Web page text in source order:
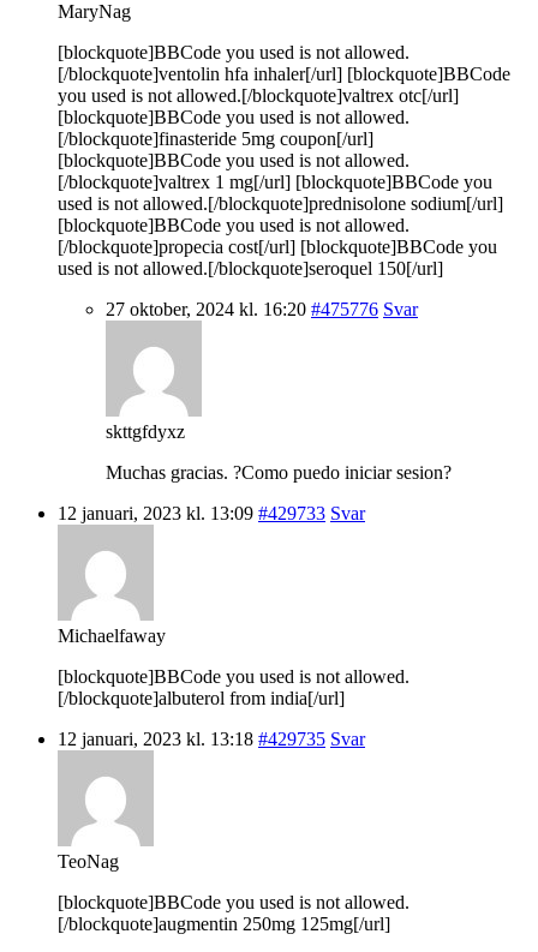
MaryNag
[blockquote]BBCode you used is not allowed.
[/blockquote]ventolin hfa inhaler[/url] [blockquote]BBCode
you used is not allowed.[/blockquote]valtrex otc[/url]
[blockquote]BBCode you used is not allowed.
[/blockquote]finasteride 5mg coupon[/url]
[blockquote]BBCode you used is not allowed.
[/blockquote]valtrex 1 mg[/url] [blockquote]BBCode you
used is not allowed.[/blockquote]prednisolone sodium[/url]
[blockquote]BBCode you used is not allowed.
[/blockquote]propecia cost[/url] [blockquote]BBCode you
used is not allowed.[/blockquote]seroquel 150[/url]
27 oktober, 2024 kl. 16:20 #475776 Svar
skttgfdyxz
Muchas gracias. ?Como puedo iniciar sesion?
12 januari, 2023 kl. 13:09 #429733 Svar
Michaelfaway
[blockquote]BBCode you used is not allowed.
[/blockquote]albuterol from india[/url]
12 januari, 2023 kl. 13:18 #429735 Svar
TeoNag
[blockquote]BBCode you used is not allowed.
[/blockquote]augmentin 250mg 125mg[/url]